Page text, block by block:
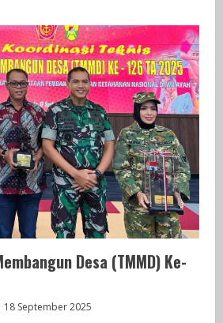
Desa (TMMD) Ke-
18 September 2025